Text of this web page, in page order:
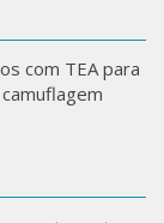
com TEA para